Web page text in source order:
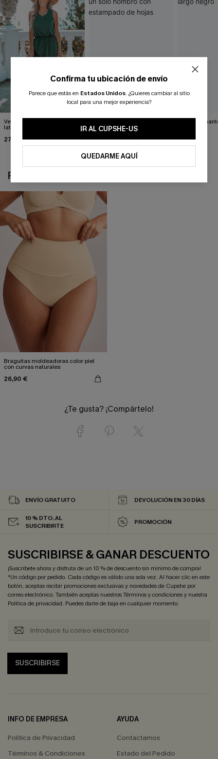
Vestido largo con abertura
lateral verde bosque
27,00 €
solo hombro con
estampado de hojas
34,00 € 39,00 €
REVISAR RECIENTEMENTE
Braguitas moldeadoras color piel
con curvas naturales
26,90 €
¿Te gusta? ¡Compártelo!
Confirma tu ubicación de envío
Parece que estás en Estados Unidos. ¿Quieres cambiar al sitio
local para una mejor experiencia?
IR AL CUPSHE-US
QUEDARME AQUÍ
ENVÍO GRATUITO DEVOLUCIÓN EN 30 DÍAS
10 % DTO. AL
SUSCRIBIRTE
PROMOCIÓN
SUSCRIBIRSE & GANAR DESCUENTO
¡Suscríbete ahora y disfruta de un 10 % de descuento sin mínimo de compra!
*Un código por pedido. Cada código es válido una sola vez. Al hacer clic en este
botón, aceptas recibir promociones exclusivas y novedades de Cupshe por
correo electrónico. También aceptas nuestrosTérminos y condicionesy nuestra
Política de privacidad. Puedes darte de baja en cualquier momento.
SUSCRIBIRSE
INFO DE EMPRESA
Política de Privacidad
Términos & Condiciones
AYUDA
Contactarnos
Estado del Pedido